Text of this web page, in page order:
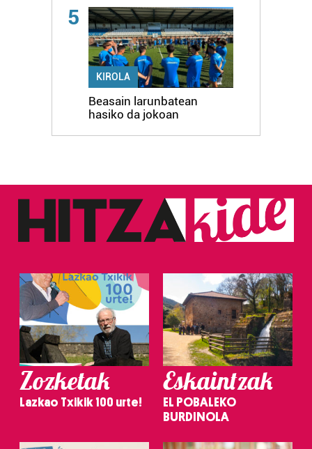
5
KIROLA
Beasain larunbatean
hasiko da jokoan
Zozketak
Lazkao Txikik 100 urte!
Eskaintzak
EL POBALEKO
BURDINOLA